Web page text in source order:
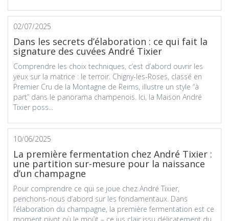
02/07/2025
Dans les secrets d’élaboration : ce qui fait la
signature des cuvées André Tixier
Comprendre les choix techniques, c’est d’abord ouvrir les
yeux sur la matrice : le terroir. Chigny-les-Roses, classé en
Premier Cru de la Montagne de Reims, illustre un style “à
part” dans le panorama champenois. Ici, la Maison André
Tixier poss...
10/06/2025
La première fermentation chez André Tixier :
une partition sur-mesure pour la naissance
d’un champagne
Pour comprendre ce qui se joue chez André Tixier,
penchons-nous d’abord sur les fondamentaux. Dans
l’élaboration du champagne, la première fermentation est ce